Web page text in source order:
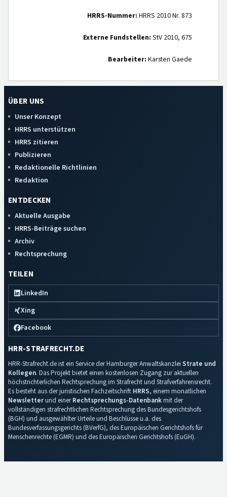
HRRS-Nummer: HRRS 2010 Nr. 873
Externe Fundstellen: StV 2010, 675
Bearbeiter: Karsten Gaede
ÜBER UNS
Unser Konzept
HRRS unterstützen
HRRS zitieren
Publizieren
Redaktionelle Richtlinien
Redaktion
ENTDECKEN
Aktuelle Ausgabe
HRRS-Beiträge suchen
Archiv
Rechtsprechung
TEILEN
LinkedIn
Xing
Facebook
HRR-STRAFRECHT.DE
HRR-Strafrecht.de ist ein Service der Hamburger Anwaltskanzlei Strate und
Kollegen. Das Projekt bietet einen kostenlosen Zugang zur aktuellen
höchstrichterlichen Rechtsprechung im Strafrecht und Strafverfahrensrecht.
Es besteht aus der juristischen Fachzeitschrift HRRS, einem monatlichen
Newsletterund einerRechtsprechungs-Datenbankmit der
vollständigen strafrechtlichen Rechtsprechung des Bundesgerichtshofs
(BGH) und ausgewählter Urteile und Beschlüsse u.a. des
Bundesverfassungsgerichts (BVerfG), des Europäischen Gerichtshofs für
Menschenrechte (EGMR) und des Europäischen Gerichtshofs (EuGH).